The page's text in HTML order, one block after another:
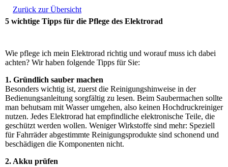
Zurück zur Übersicht
5 wichtige Tipps für die Pflege des Elektrorad
Wie pflege ich mein Elektrorad richtig und worauf muss ich dabei
achten? Wir haben folgende Tipps für Sie:
1. Gründlich sauber machen
Besonders wichtig ist, zuerst die Reinigungshinweise in der
Bedienungsanleitung sorgfältig zu lesen. Beim Saubermachen sollte
man behutsam mit Wasser umgehen, also keinen Hochdruckreiniger
nutzen. Jedes Elektrorad hat empfindliche elektronische Teile, die
geschützt werden wollen. Weniger Wirkstoffe sind mehr: Speziell
für Fahrräder abgestimmte Reinigungsprodukte sind schonend und
beschädigen die Komponenten nicht.
2. Akku prüfen